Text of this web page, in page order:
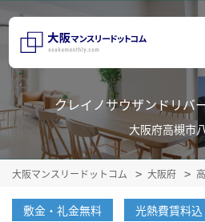
クレイノサウザンドリバ
大阪府高槻市
大阪マンスリードットコム 大阪府
敷金・礼金無料 光熱費賃料込